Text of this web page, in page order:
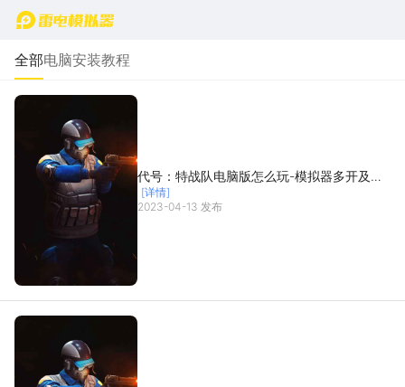
首页
全部电脑安装教程
代号：特战队电脑版怎么玩-模拟器多开及按
键设置教程
[详情]
2023-04-13 发布